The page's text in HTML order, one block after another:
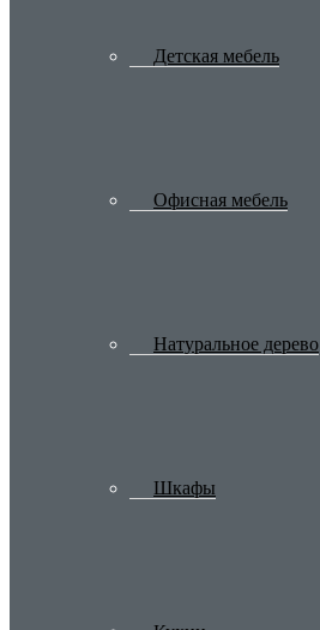
Детская мебель
Офисная мебель
Натуральное дерево
Шкафы